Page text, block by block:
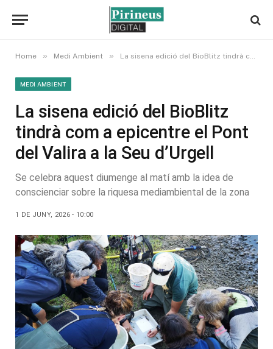
Home » Medi Ambient » La sisena edició del BioBlitz tindrà com a epicentre el Pont del Valira a la Seu d’Urgell
MEDI AMBIENT
La sisena edició del BioBlitz
tindrà com a epicentre el Pont
del Valira a la Seu d’Urgell
Se celebra aquest diumenge al matí amb la idea de
conscienciar sobre la riquesa mediambiental de la zona
1 DE JUNY, 2026 - 10:00